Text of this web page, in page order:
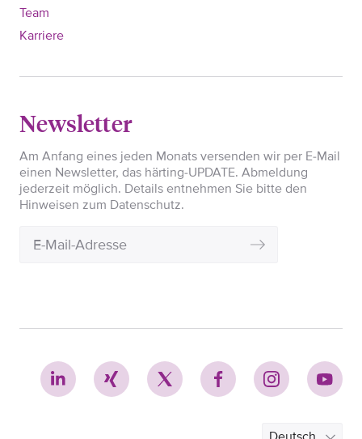
Team
Karriere
Newsletter
Am Anfang eines jeden Monats versenden wir per E-Mail
einen Newsletter, das härting-UPDATE. Abmeldung
jederzeit möglich. Details entnehmen Sie bitte den
Hinweisen zum Datenschutz.